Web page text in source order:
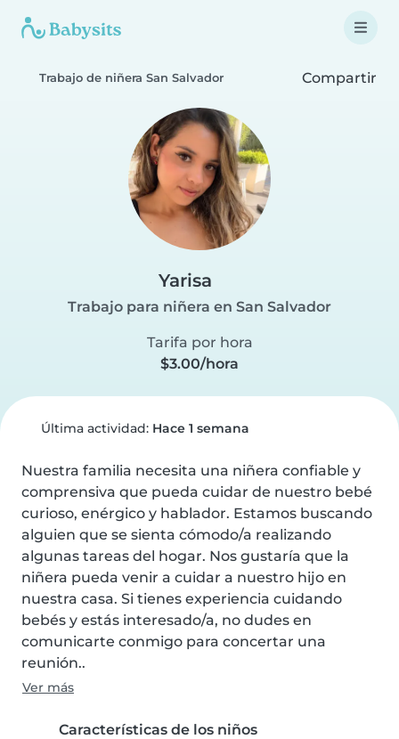
Trabajo de niñera San Salvador Compartir
Yarisa
Trabajo para niñera en San Salvador
Tarifa por hora
$3.00/hora
Última actividad: Hace 1 semana
Nuestra familia necesita una niñera confiable y
comprensiva que pueda cuidar de nuestro bebé
curioso, enérgico y hablador. Estamos buscando
alguien que se sienta cómodo/a realizando
algunas tareas del hogar. Nos gustaría que la
niñera pueda venir a cuidar a nuestro hijo en
nuestra casa. Si tienes experiencia cuidando
bebés y estás interesado/a, no dudes en
comunicarte conmigo para concertar una
reunión..
Ver más
Características de los niños